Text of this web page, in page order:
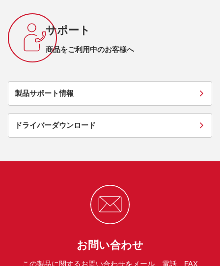
サポート
商品をご利用中のお客様へ
製品サポート情報
ドライバーダウンロード
お問い合わせ
この製品に関するお問い合わせをメール、電話、FAX